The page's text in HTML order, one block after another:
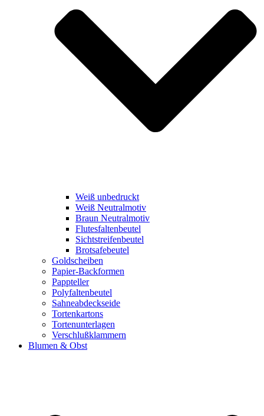
Weiß unbedruckt
Weiß Neutralmotiv
Braun Neutralmotiv
Flutesfaltenbeutel
Sichtstreifenbeutel
Brotsafebeutel
Goldscheiben
Papier-Backformen
Pappteller
Polyfaltenbeutel
Sahneabdeckseide
Tortenkartons
Tortenunterlagen
Verschlußklammern
Blumen & Obst